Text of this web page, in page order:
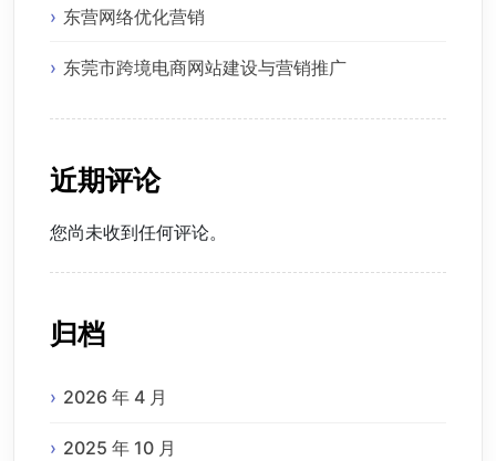
东营网络优化营销
东莞市跨境电商网站建设与营销推广
近期评论
您尚未收到任何评论。
归档
2026 年 4 月
2025 年 10 月